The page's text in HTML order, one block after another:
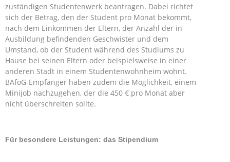
zuständigen Studentenwerk beantragen. Dabei richtet
sich der Betrag, den der Student pro Monat bekommt,
nach dem Einkommen der Eltern, der Anzahl der in
Ausbildung befindenden Geschwister und dem
Umstand, ob der Student während des Studiums zu
Hause bei seinen Eltern oder beispielsweise in einer
anderen Stadt in einem Studentenwohnheim wohnt.
BAföG-Empfänger haben zudem die Möglichkeit, einem
Minijob nachzugehen, der die 450 € pro Monat aber
nicht überschreiten sollte.
Für besondere Leistungen: das Stipendium